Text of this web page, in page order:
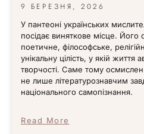
9 БЕРЕЗНЯ, 2026
У пантеоні українських
посідає виняткове місце.
поетичне, філософське,
унікальну цілість, у якій життя
творчості. Саме тому
не лише літературознавчим
національного самопізнання.
Read More